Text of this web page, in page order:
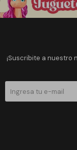
¡Suscribite a nuestro